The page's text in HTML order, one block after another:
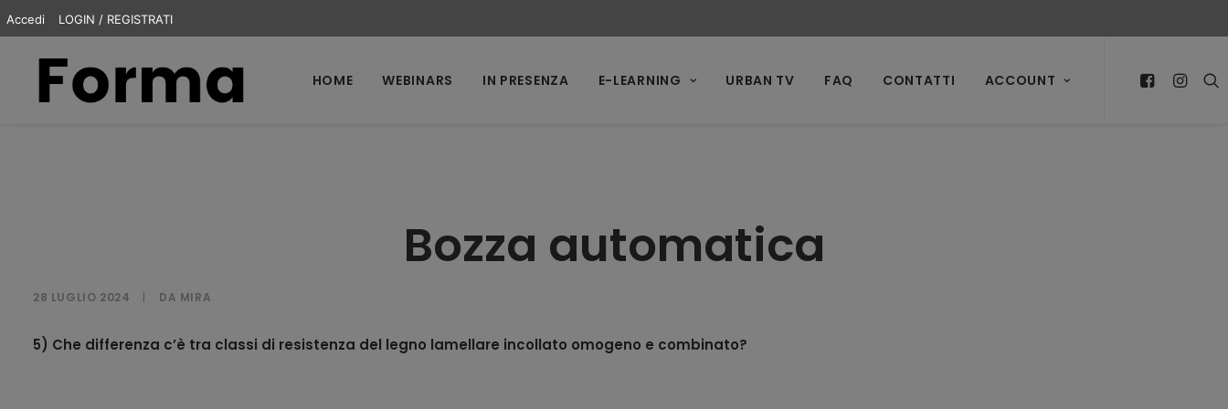
Accedi LOGIN / REGISTRATI
HOME WEBINARS IN PRESENZA E-LEARNING URBAN TV FAQ CONTATTI ACCOUNT
Bozza automatica
28 LUGLIO 2024 DA MIRA
5) Che differenza c’è tra classi di resistenza del legno lamellare incollato omogeno e combinato?